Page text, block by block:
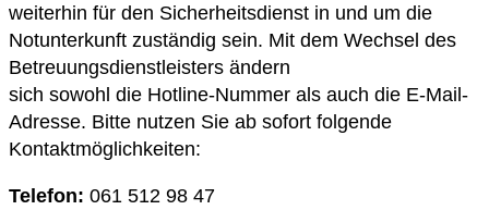
weiterhin für den Sicherheitsdienst in und um die
Notunterkunft zuständig sein. Mit dem Wechsel des
Betreuungsdienstleisters ändern
sich sowohl die Hotline-Nummer als auch die E-Mail-
Adresse. Bitte nutzen Sie ab sofort folgende
Kontaktmöglichkeiten:
Telefon: 061 512 98 47